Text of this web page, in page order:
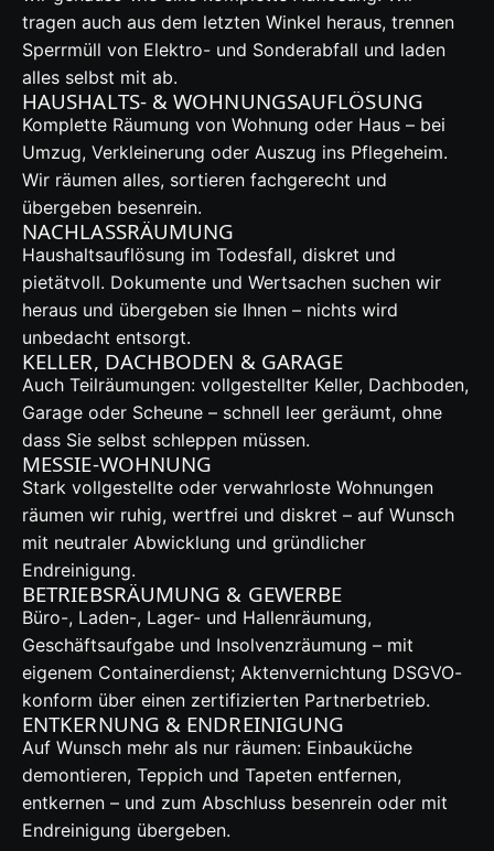
tragen auch aus dem letzten Winkel heraus, trennen
Sperrmüll von Elektro- und Sonderabfall und laden
alles selbst mit ab.
HAUSHALTS- & WOHNUNGSAUFLÖSUNG
Komplette Räumung von Wohnung oder Haus – bei
Umzug, Verkleinerung oder Auszug ins Pflegeheim.
Wir räumen alles, sortieren fachgerecht und
übergeben besenrein.
NACHLASSRÄUMUNG
Haushaltsauflösung im Todesfall, diskret und
pietätvoll. Dokumente und Wertsachen suchen wir
heraus und übergeben sie Ihnen – nichts wird
unbedacht entsorgt.
KELLER, DACHBODEN & GARAGE
Auch Teilräumungen: vollgestellter Keller, Dachboden,
Garage oder Scheune – schnell leer geräumt, ohne
dass Sie selbst schleppen müssen.
MESSIE-WOHNUNG
Stark vollgestellte oder verwahrloste Wohnungen
räumen wir ruhig, wertfrei und diskret – auf Wunsch
mit neutraler Abwicklung und gründlicher
Endreinigung.
BETRIEBSRÄUMUNG & GEWERBE
Büro-, Laden-, Lager- und Hallenräumung,
Geschäftsaufgabe und Insolvenzräumung – mit
eigenem Containerdienst; Aktenvernichtung DSGVO-
konform über einen zertifizierten Partnerbetrieb.
ENTKERNUNG & ENDREINIGUNG
Auf Wunsch mehr als nur räumen: Einbauküche
demontieren, Teppich und Tapeten entfernen,
entkernen – und zum Abschluss besenrein oder mit
Endreinigung übergeben.